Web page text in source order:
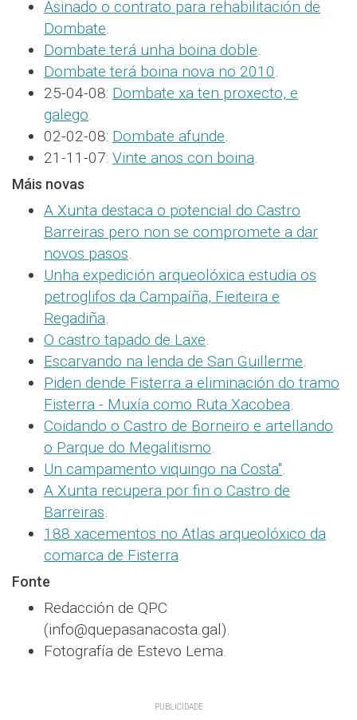
Asinado o contrato para rehabilitación de
Dombate.
Dombate terá unha boina doble.
Dombate terá boina nova no 2010.
25-04-08: Dombate xa ten proxecto, e
galego.
02-02-08: Dombate afunde.
21-11-07: Vinte anos con boina.
Máis novas
A Xunta destaca o potencial do Castro
Barreiras pero non se compromete a dar
novos pasos.
Unha expedición arqueolóxica estudia os
petroglifos da Campaíña, Fieiteira e
Regadiña.
O castro tapado de Laxe.
Escarvando na lenda de San Guillerme.
Piden dende Fisterra a eliminación do tramo
Fisterra - Muxía como Ruta Xacobea.
Coidando o Castro de Borneiro e artellando
o Parque do Megalitismo.
Un campamento viquingo na Costa".
A Xunta recupera por fin o Castro de
Barreiras.
188 xacementos no Atlas arqueolóxico da
comarca de Fisterra.
Fonte
Redacción de QPC
(info@quepasanacosta.gal).
Fotografía de Estevo Lema.